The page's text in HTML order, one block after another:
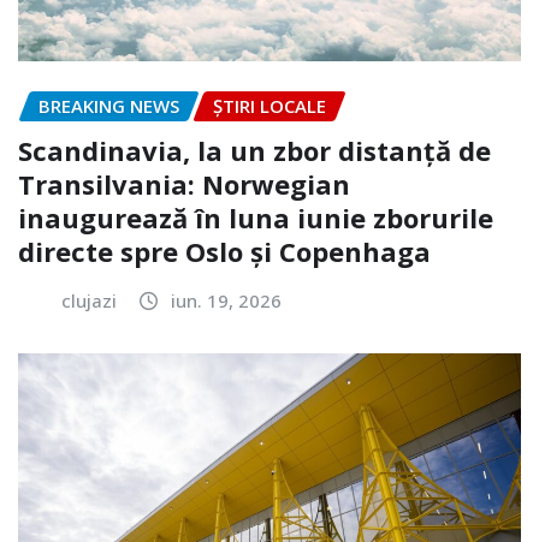
BREAKING NEWS ȘTIRI LOCALE
Scandinavia, la un zbor distanță de
Transilvania: Norwegian
inaugurează în luna iunie zborurile
directe spre Oslo și Copenhaga
clujazi iun. 19, 2026